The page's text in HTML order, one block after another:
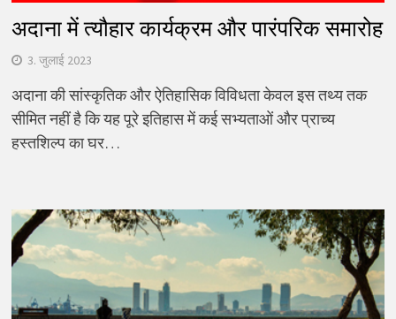
अदाना में त्यौहार कार्यक्रम और पारंपरिक समारोह
3. जुलाई 2023
अदाना की सांस्कृतिक और ऐतिहासिक विविधता केवल इस तथ्य तक
सीमित नहीं है कि यह पूरे इतिहास में कई सभ्यताओं और प्राच्य
हस्तशिल्प का घर…